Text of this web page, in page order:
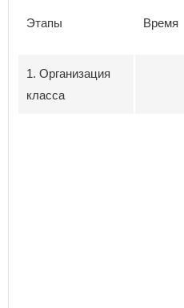
Этапы Время
1. Организация
класса